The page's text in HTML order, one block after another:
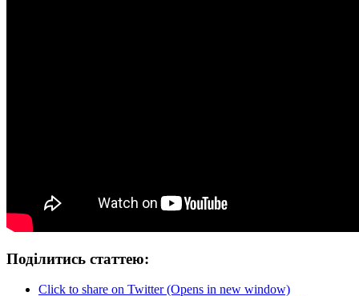
Поділитись статтею:
Click to share on Twitter (Opens in new window)